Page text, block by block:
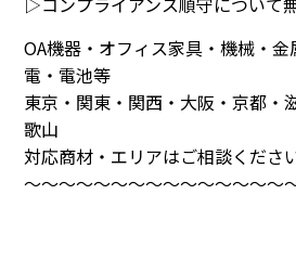
OA機器・オフィス家具・機械・
電・電池等
東京・関東・関西・大阪・京都・
歌山
対応商材・エリアはご相談くださ
～～～～～～～～～～～～～～～